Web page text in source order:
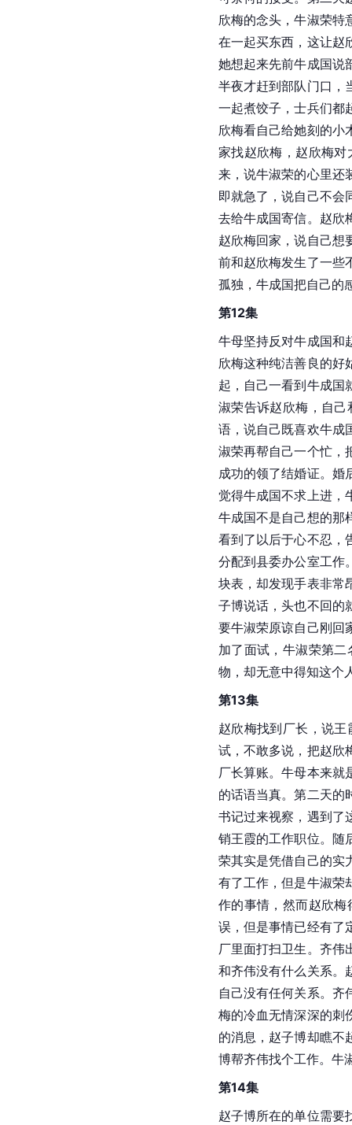
欣梅的念头，牛淑荣特
在一起买东西，这让赵
她想起来先前牛成国说
半夜才赶到部队门口，
一起煮饺子，士兵们都
欣梅看自己给她刻的小
家找赵欣梅，赵欣梅
来，说牛淑荣的心里还
即就急了，说自己不会
去给牛成国寄信。赵欣
赵欣梅回家，说自己想
前和赵欣梅发生了一些
孤独，牛成国把自己的
第12集
牛母坚持反对牛成国和
欣梅这种纯洁善良的好
起，自己一看到牛成国
淑荣告诉赵欣梅，自
语，说自己既喜欢牛成
淑荣再帮自己一个忙，
成功的领了结婚证。婚
觉得牛成国不求上进，
牛成国不是自己想的那
看到了以后于心不忍，
分配到县委办公室工作
块表，却发现手表非常
子博说话，头也不回的
要牛淑荣原谅自己刚回
加了面试，牛淑荣第
物，却无意中得知这个
第13集
赵欣梅找到厂长，说
试，不敢多说，把赵欣
厂长算账。牛母本来就
的话语当真。第二天的
书记过来视察，遇到了
销王霞的工作职位。随
荣其实是凭借自己的实
有了工作，但是牛淑荣
作的事情，然而赵欣
误，但是事情已经有了
厂里面打扫卫生。齐伟
和齐伟没有什么关系。
自己没有任何关系。齐
梅的冷血无情深深的刺
的消息，赵子博却瞧不
博帮齐伟找个工作。牛
第14集
赵子博所在的单位需要